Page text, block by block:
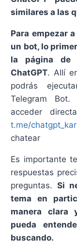
similares a las
Para empezar
un bot, lo
la página de
ChatGPT. Allí
podrás
Telegram
acceder
t.me/
chatear
Es importante
respuestas
preguntas. Si
tema en
manera clara
pueda
buscando.